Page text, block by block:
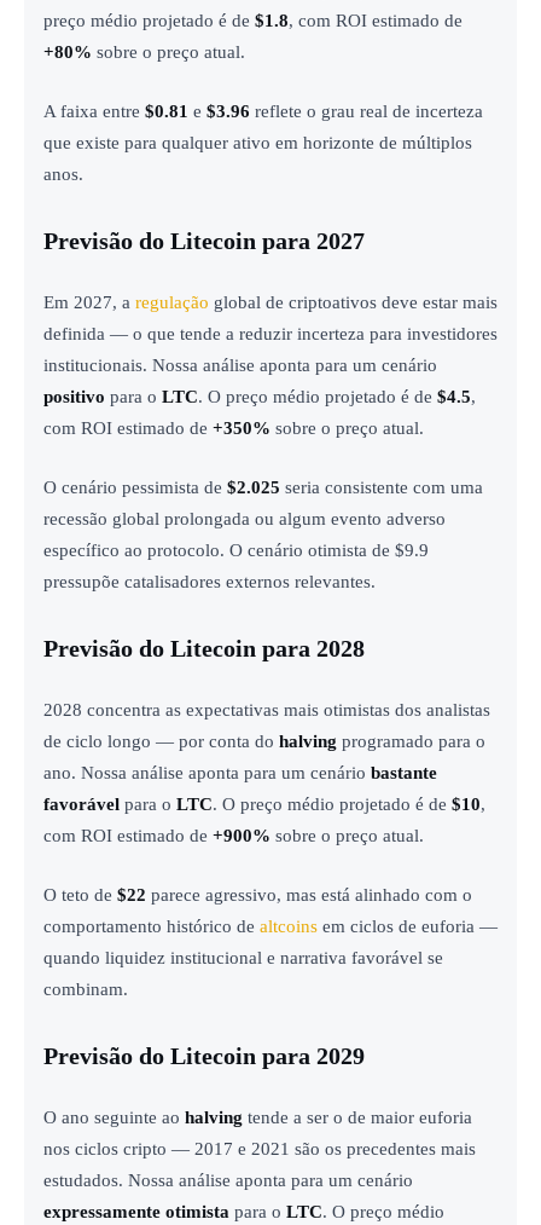
preço médio projetado é de $1.8, com ROI estimado de
+80% sobre o preço atual.
A faixa entre $0.81 e $3.96 reflete o grau real de incerteza
que existe para qualquer ativo em horizonte de múltiplos
anos.
Previsão do Litecoin para 2027
Em 2027, a regulação global de criptoativos deve estar mais
definida — o que tende a reduzir incerteza para investidores
institucionais. Nossa análise aponta para um cenário
positivo para o LTC. O preço médio projetado é de $4.5,
com ROI estimado de +350% sobre o preço atual.
O cenário pessimista de $2.025 seria consistente com uma
recessão global prolongada ou algum evento adverso
específico ao protocolo. O cenário otimista de $9.9
pressupõe catalisadores externos relevantes.
Previsão do Litecoin para 2028
2028 concentra as expectativas mais otimistas dos analistas
de ciclo longo — por conta do halving programado para o
ano. Nossa análise aponta para um cenário bastante
favorável para o LTC. O preço médio projetado é de $10,
com ROI estimado de +900% sobre o preço atual.
O teto de $22 parece agressivo, mas está alinhado com o
comportamento histórico de altcoins em ciclos de euforia —
quando liquidez institucional e narrativa favorável se
combinam.
Previsão do Litecoin para 2029
O ano seguinte ao halving tende a ser o de maior euforia
nos ciclos cripto — 2017 e 2021 são os precedentes mais
estudados. Nossa análise aponta para um cenário
expressamente otimista para o LTC. O preço médio